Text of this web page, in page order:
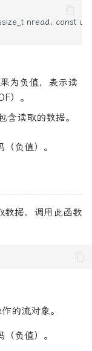
nread, const
为负值，表示读
）。
读取的数据。
负值）。
数据，调用此函数
的流对象。
负值）。